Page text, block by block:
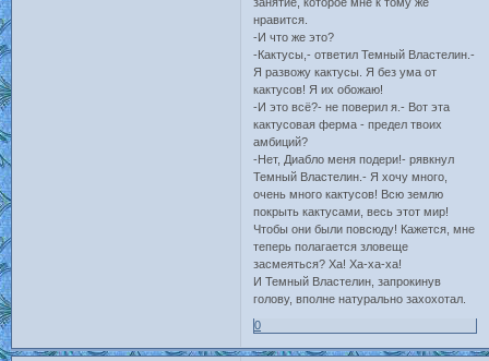
нравится.
-И что же это?
-Кактусы,- ответил Темный Властелин.-
Я развожу кактусы. Я без ума от
кактусов! Я их обожаю!
-И это всё?- не поверил я.- Вот эта
кактусовая ферма - предел твоих
амбиций?
-Нет, Диабло меня подери!- рявкнул
Темный Властелин.- Я хочу много,
очень много кактусов! Всю землю
покрыть кактусами, весь этот мир!
Чтобы они были повсюду! Кажется, мне
теперь полагается зловеще
засмеяться? Ха! Ха-ха-ха!
И Темный Властелин, запрокинув
голову, вполне натурально захохотал.
0